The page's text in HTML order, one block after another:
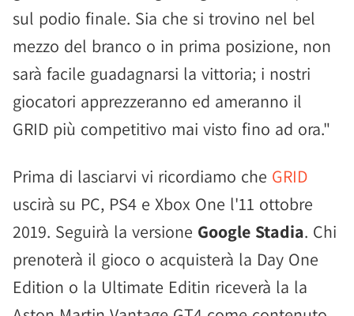
sul podio finale. Sia che si trovino nel bel
mezzo del branco o in prima posizione, non
sarà facile guadagnarsi la vittoria; i nostri
giocatori apprezzeranno ed ameranno il
GRID più competitivo mai visto fino ad ora."
Prima di lasciarvi vi ricordiamo che GRID
uscirà su PC, PS4 e Xbox One l'11 ottobre
2019. Seguirà la versione Google Stadia. Chi
prenoterà il gioco o acquisterà la Day One
Edition o la Ultimate Editin riceverà la la